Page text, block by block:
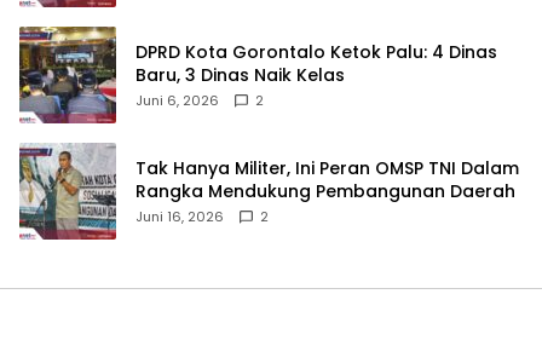
‎DPRD Kota Gorontalo Ketok Palu: 4 Dinas
Baru, 3 Dinas Naik Kelas
Juni 6, 2026 2
‎Tak Hanya Militer, Ini Peran OMSP TNI Dalam
Rangka Mendukung Pembangunan Daerah
Juni 16, 2026 2